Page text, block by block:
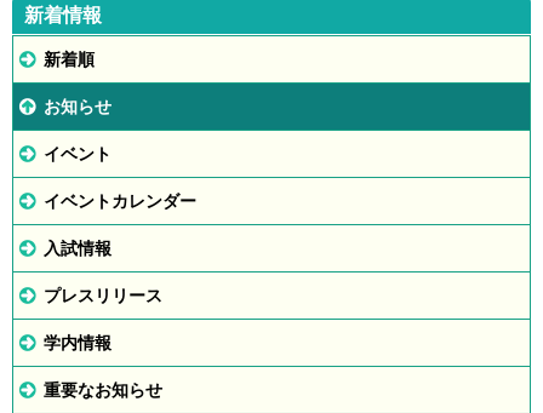
新着情報
新着順
お知らせ
イベント
イベントカレンダー
入試情報
プレスリリース
学内情報
重要なお知らせ